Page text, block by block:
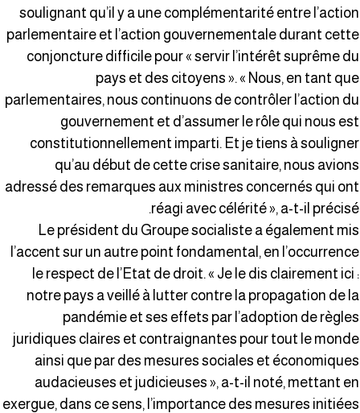
soulignant qu’il y a une complémentarité entre
parlementaire et l’action gouvernementale durant
conjoncture difficile pour « servir l’intérêt suprême
pays et des citoyens ». « Nous, en tant
parlementaires, nous continuons de contrôler l’action
gouvernement et d’assumer le rôle qui nous
constitutionnellement imparti. Et je tiens à
qu’au début de cette crise sanitaire, nous
adressé des remarques aux ministres concernés qui
réagi avec célérité », a-t-il
Le président du Groupe socialiste a également
l’accent sur un autre point fondamental, en
le respect de l’Etat de droit. « Je le dis clairement ici
notre pays a veillé à lutter contre la propagation de
pandémie et ses effets par l’adoption de
juridiques claires et contraignantes pour tout le
ainsi que par des mesures sociales et
audacieuses et judicieuses », a-t-il noté, mettant
exergue, dans ce sens, l’importance des mesures